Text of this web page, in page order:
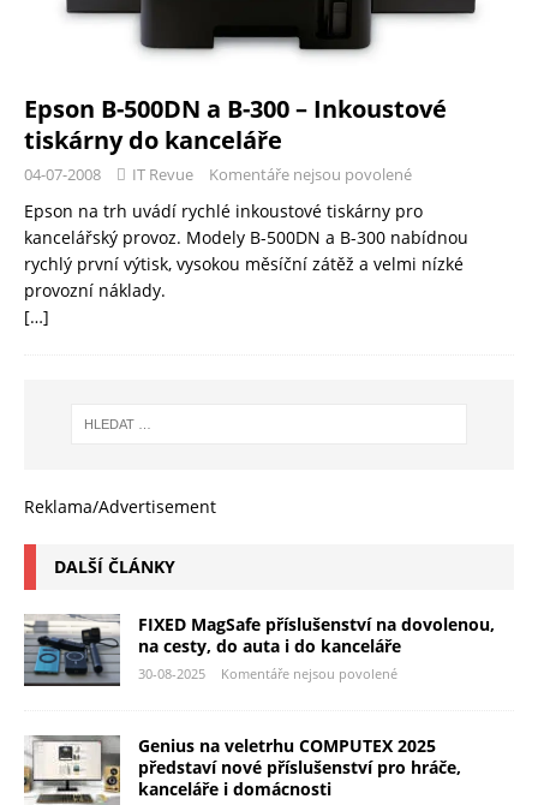
Epson B-500DN a B-300 – Inkoustové
tiskárny do kanceláře
04-07-2008 IT Revue Komentáře nejsou povolené
Epson na trh uvádí rychlé inkoustové tiskárny pro
kancelářský provoz. Modely B-500DN a B-300 nabídnou
rychlý první výtisk, vysokou měsíční zátěž a velmi nízké
provozní náklady.
[…]
Reklama/Advertisement
DALŠÍ ČLÁNKY
FIXED MagSafe příslušenství na dovolenou,
na cesty, do auta i do kanceláře
30-08-2025 Komentáře nejsou povolené
Genius na veletrhu COMPUTEX 2025
představí nové příslušenství pro hráče,
kanceláře i domácnosti